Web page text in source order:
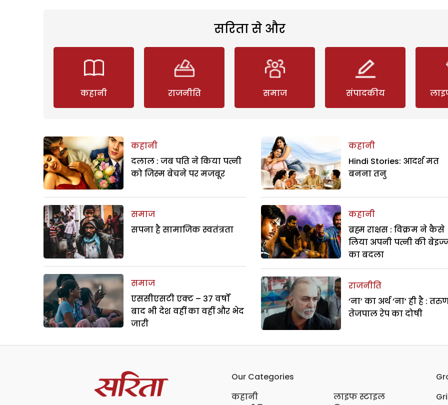
सरिता से और
कहानी राजनीति समाज संपादकीय
कहानी
दलाल : जब पति ने किया पत्नी
को जिस्म बेचने पर मजबूर
समाज
सपना है सामाजिक स्वतंत्रता
समाज
एससीएसटी एक्ट – 37 वर्षों
बाद भी देश वहीं का वहीं और भेद
जारी
कहानी
Hindi Stories: आदर्श मत
बनना तनु
कहानी
ब्रह्म राक्षस : विक्रम ने कैसे
लिया अपनी पत्नी की
का बदला
राजनीति
‘ना’ का अर्थ ‘ना’ ही है :
तेजपाल रेप का दोषी
Our Categories
कहानी
लाइफ स्टाइल